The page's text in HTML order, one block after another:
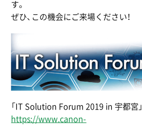
す。
ぜひ、この機会にご来場ください！
「IT Solution Forum 2019 in 宇都宮」
https://www.canon-